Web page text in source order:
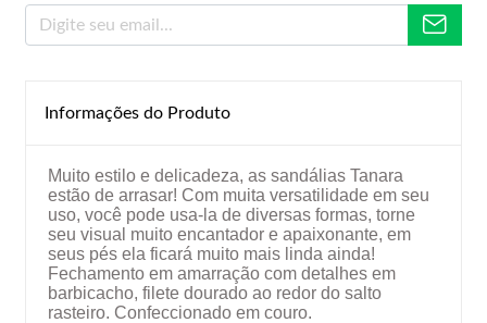
Informações do Produto
Muito estilo e delicadeza, as sandálias Tanara
estão de arrasar! Com muita versatilidade em seu
uso, você pode usa-la de diversas formas, torne
seu visual muito encantador e apaixonante, em
seus pés ela ficará muito mais linda ainda!
Fechamento em amarração com detalhes em
barbicacho, filete dourado ao redor do salto
rasteiro. Confeccionado em couro.